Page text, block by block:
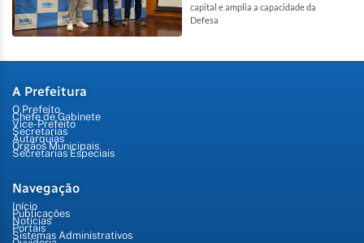
capital e amplia a capacidade da
Defesa
A Prefeitura
O Prefeito
Chefe de Gabinete
Vice-Prefeito
Secretarias
Autarquias
Órgãos Municipais
Secretarias Especiais
Navegação
Início
Publicações
Notícias
Portais
Sistemas Administrativos